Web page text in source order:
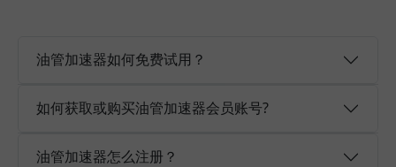
油管加速器如何免费试用？
如何获取或购买油管加速器会员账号?
油管加速器怎么注册？